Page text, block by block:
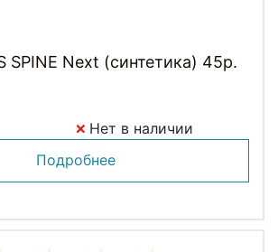
SPINE Next (синтетика) 45р.
Нет в наличии
Подробнее